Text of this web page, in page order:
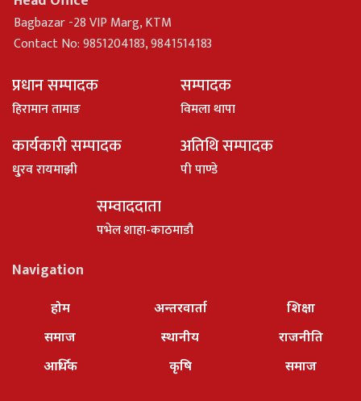
Bagbazar -28 VIP Marg, KTM
Contact No: 9851204183, 9841514183
प्रधान सम्पादक
हिरामान तामाङ
सम्पादक
विमला थापा
कार्यकारी सम्पादक
धु्रव रायमाझी
अतिथि सम्पादक
पी पाण्डे
सम्वाददाता
पभेल शाहा-काठमाडौ
Navigation
होम
समाज
आर्थिक
अन्तरवार्ता
स्थानीय
कृषि
शिक्षा
राजनीति
समाज